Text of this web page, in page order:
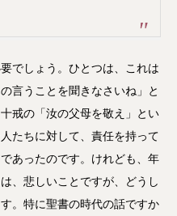
でしょう。ひとつは、これは
言うことを聞きなさいね」と
戒の「汝の父母を敬え」とい
たちに対して、責任を持って
あったのです。けれども、年
、悲しいことですが、どうし
。特に聖書の時代の話ですか